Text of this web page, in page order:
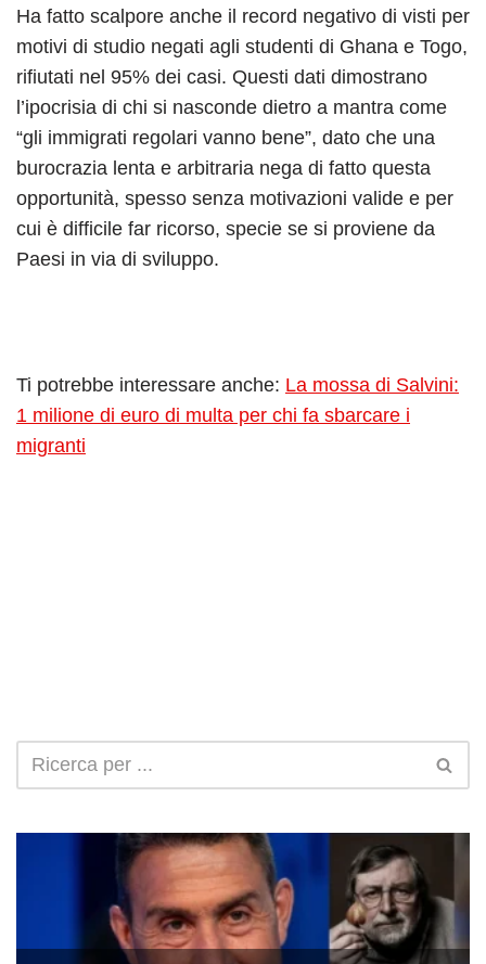
Ha fatto scalpore anche il record negativo di visti per
motivi di studio negati agli studenti di Ghana e Togo,
rifiutati nel 95% dei casi. Questi dati dimostrano
l’ipocrisia di chi si nasconde dietro a mantra come
“gli immigrati regolari vanno bene”, dato che una
burocrazia lenta e arbitraria nega di fatto questa
opportunità, spesso senza motivazioni valide e per
cui è difficile far ricorso, specie se si proviene da
Paesi in via di sviluppo.
Ti potrebbe interessare anche: La mossa di Salvini:
1 milione di euro di multa per chi fa sbarcare i
migranti